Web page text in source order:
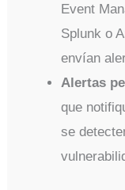
Event
Splunk o
envían
Alertas
que
se